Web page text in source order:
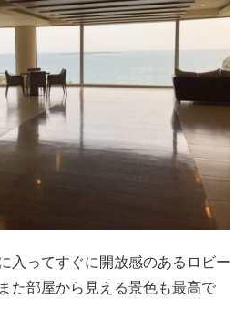
入ってすぐに開放感のあるロビー
た部屋から見える景色も最高で